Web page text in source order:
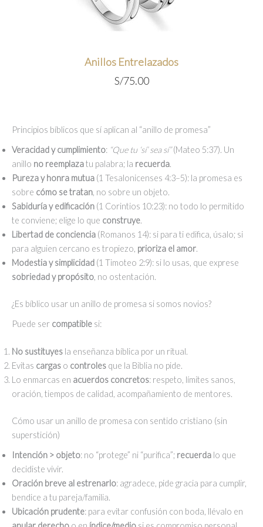
Anillos Entrelazados
S/75.00
Principios bíblicos que sí aplican al “anillo de promesa”
Veracidad y cumplimiento: “Que tu ‘sí’ sea sí”(Mateo 5:37). Un
anillo no reemplazatu palabra; la recuerda.
Pureza y honra mutua (1 Tesalonicenses 4:3–5): la promesa es
sobre cómo se tratan, no sobre un objeto.
Sabiduría y edificación (1 Corintios 10:23): no todo lo permitido
te conviene; elige lo que construye.
Libertad de conciencia (Romanos 14): si para ti edifica, úsalo; si
para alguien cercano es tropiezo, prioriza el amor.
Modestia y simplicidad (1 Timoteo 2:9): si lo usas, que exprese
sobriedad y propósito, no ostentación.
¿Es bíblico usar un anillo de promesa si somos novios?
Puede ser compatible si:
No sustituyes la enseñanza bíblica por un ritual.
Evitas cargas o controles que la Biblia no pide.
Lo enmarcas en acuerdos concretos: respeto, límites sanos,
oración, tiempos de calidad, acompañamiento de mentores.
Cómo usar un anillo de promesa con sentido cristiano (sin
superstición)
Intención > objeto: no “protege” ni “purifica”; recuerda lo que
decidiste vivir.
Oración breve al estrenarlo: agradece, pide gracia para cumplir,
bendice a tu pareja/familia.
Ubicación prudente: para evitar confusión con boda, llévalo en